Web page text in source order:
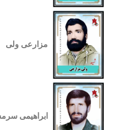
مزارعی ولی
ابراهیمی